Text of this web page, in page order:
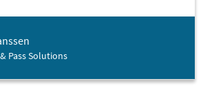
Pass Solutions